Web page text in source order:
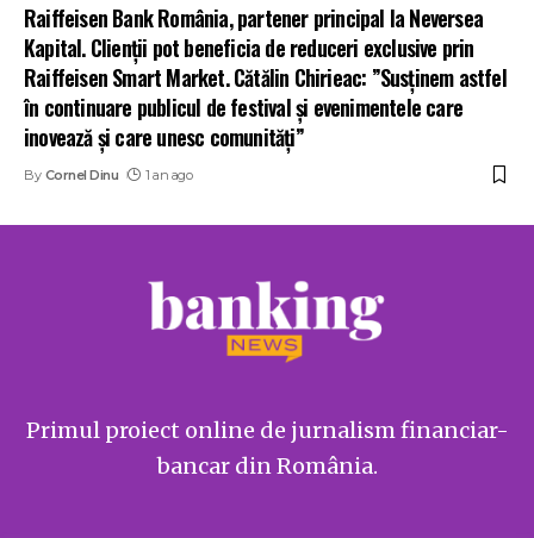
Raiffeisen Bank România, partener principal la Neversea
Kapital. Clienții pot beneficia de reduceri exclusive prin
Raiffeisen Smart Market. Cătălin Chirieac: ”Susținem astfel
în continuare publicul de festival și evenimentele care
inovează și care unesc comunități”
By Cornel Dinu 1 an ago
Primul proiect online de jurnalism financiar-
bancar din România.